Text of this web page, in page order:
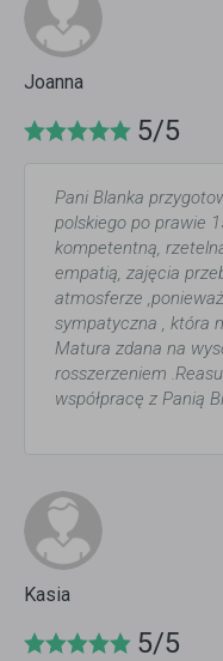
Joanna
5/5
Pani Blanka
polskiego po prawie
kompetentną,
empatią, zajęcia
atmosferze
sympatyczna , która
Matura zdana na
rosszerzeniem
współpracę z Panią
Kasia
5/5